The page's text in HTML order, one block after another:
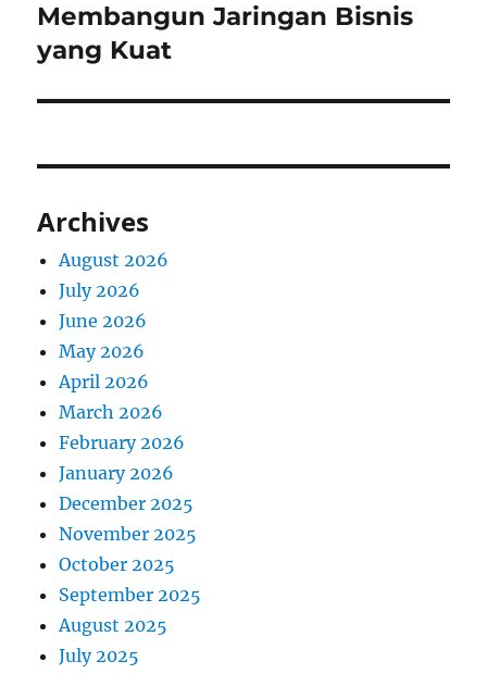
post:
Membangun Jaringan Bisnis
yang Kuat
Archives
August 2026
July 2026
June 2026
May 2026
April 2026
March 2026
February 2026
January 2026
December 2025
November 2025
October 2025
September 2025
August 2025
July 2025